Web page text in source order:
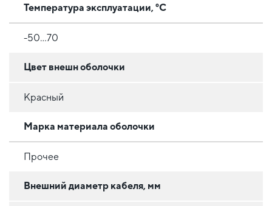
Температура эксплуатации, °C
-50…70
Цвет внешн оболочки
Красный
Марка материала оболочки
Прочее
Внешний диаметр кабеля, мм